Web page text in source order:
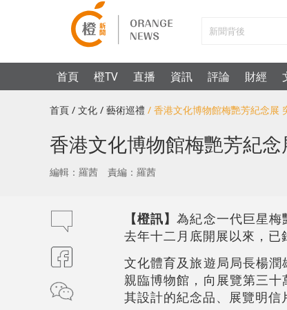
首頁 橙TV 直播 資訊 評論 財經
首頁 / 文化 / 藝術巡禮 / 香港文化博物館梅艷芳紀念展
香港文化博物館梅艷芳紀
編輯：羅茜 責編：羅茜
【橙訊】為紀念一代巨星梅
去年十二月底開展以來，已
文化體育及旅遊局局長楊潤
親臨博物館，向展覽第三
其設計的紀念品、展覽明信